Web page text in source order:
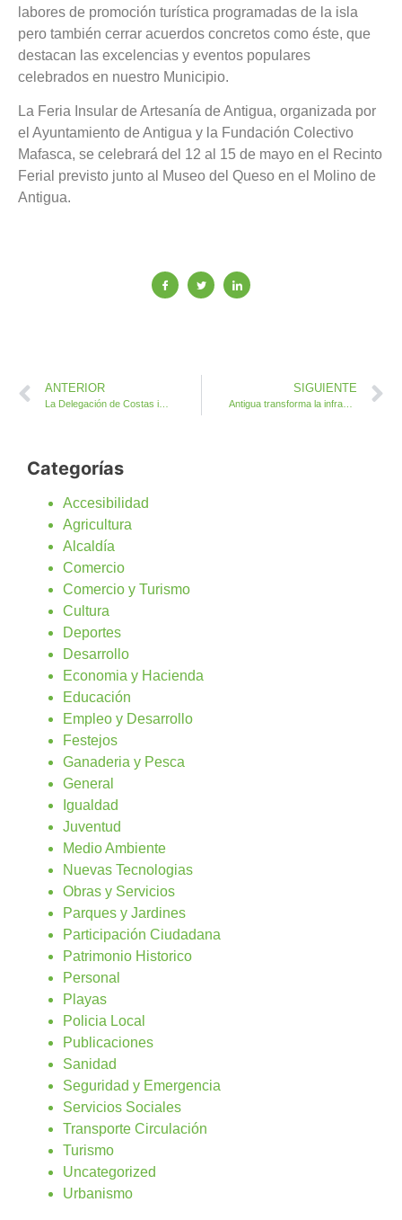
labores de promoción turística programadas de la isla
pero también cerrar acuerdos concretos como éste, que
destacan las excelencias y eventos populares
celebrados en nuestro Municipio.
La Feria Insular de Artesanía de Antigua, organizada por
el Ayuntamiento de Antigua y la Fundación Colectivo
Mafasca, se celebrará del 12 al 15 de mayo en el Recinto
Ferial previsto junto al Museo del Queso en el Molino de
Antigua.
ANTERIOR SIGUIENTE
Antigua transforma la infraestructura básica de La Orilla
Categorías
Accesibilidad
Agricultura
Alcaldía
Comercio
Comercio y Turismo
Cultura
Deportes
Desarrollo
Economia y Hacienda
Educación
Empleo y Desarrollo
Festejos
Ganaderia y Pesca
General
Igualdad
Juventud
Medio Ambiente
Nuevas Tecnologias
Obras y Servicios
Parques y Jardines
Participación Ciudadana
Patrimonio Historico
Personal
Playas
Policia Local
Publicaciones
Sanidad
Seguridad y Emergencia
Servicios Sociales
Transporte Circulación
Turismo
Uncategorized
Urbanismo